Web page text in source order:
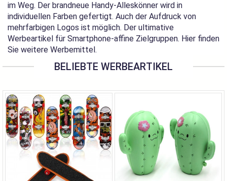
im Weg. Der brandneue Handy-Alleskönner wird in
individuellen Farben gefertigt. Auch der Aufdruck von
mehrfarbigen Logos ist möglich. Der ultimative
Werbeartikel für Smartphone-affine Zielgruppen. Hier finden
Sie weitere Werbemittel.
BELIEBTE WERBEARTIKEL